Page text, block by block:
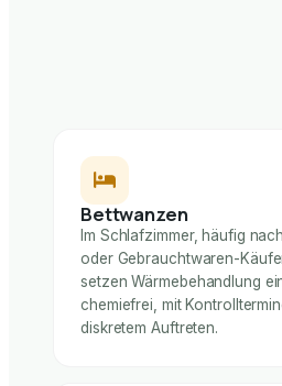
Bettwanzen
Im Schlafzimmer, häufig
oder Gebrauchtwaren-
setzen Wärmebehandlung
chemiefrei, mit
diskretem Auftreten.